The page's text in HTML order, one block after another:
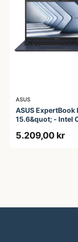
ASUS
ASUS ExpertBook
15.6&quot; - Intel
256 GB SSD
5.209,00 kr